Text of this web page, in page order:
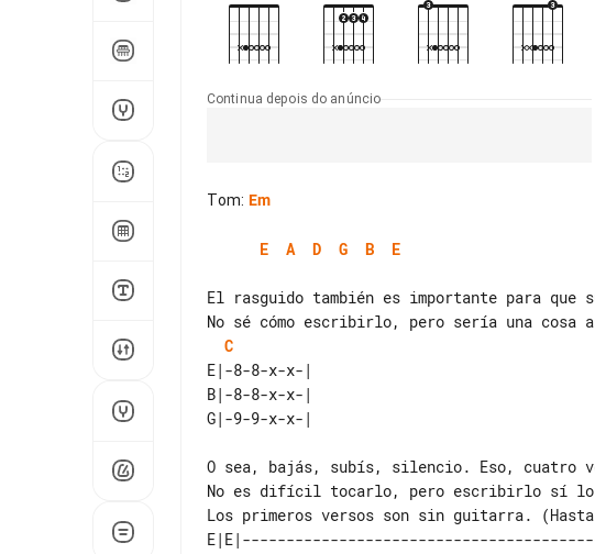
Continua depois do anúncio
Tom: Em
E A D G B E
El rasguido también es importante para
C
E|-8-8-x-x-|
B|-8-8-x-x-|
O sea, bajás, subís, silencio. Eso, cuatro
Los primeros versos son sin guitarra.